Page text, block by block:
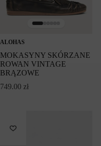
ALOHAS
MOKASYNY SKÓRZANE
ROWAN VINTAGE
BRĄZOWE
749.00 zł